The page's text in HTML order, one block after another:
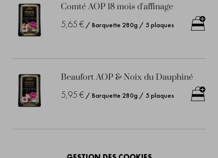
Comté AOP 18 mois d'affinage
5,65 € / Barquette 280g / 5 plaques
Beaufort AOP & Noix du Dauphiné
5,95 € / Barquette 280g / 5 plaques